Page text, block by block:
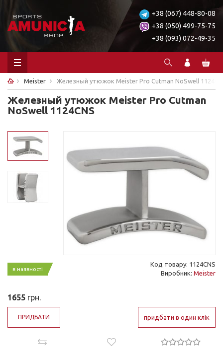
+38 (067) 448-80-08
+38 (050) 499-75-75
+38 (093) 072-49-35
Meister Железный утюжок Meister Pro Cutman NoSwell
Железный утюжок Meister Pro Cutman
NoSwell 1124CNS
в наявності
Код товару: 1124CNS
Виробник: Meister
1655 грн.
ПРИДБАТИ придбати в один клік